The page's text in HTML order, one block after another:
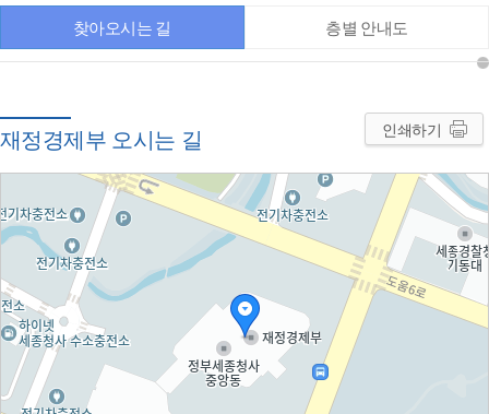
찾아오시는 길 층별 안내도
재정경제부 오시는 길 인쇄하기